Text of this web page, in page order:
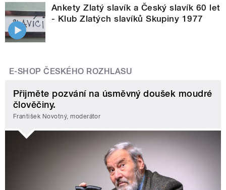
Ankety Zlatý slavík a Český slavík 60 let
- Klub Zlatých slavíků Skupiny 1977
E-SHOP ČESKÉHO ROZHLASU
Přijměte pozvání na úsměvný doušek moudré
člověčiny.
František Novotný, moderátor